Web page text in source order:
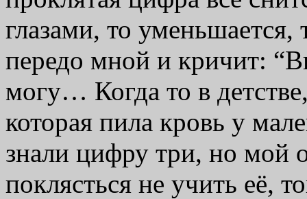
глазами, то уменьшается,
передо мной и кричит:
могу… Когда то в
которая пила кровь у
знали цифру три, но мой
поклясться не учить её,